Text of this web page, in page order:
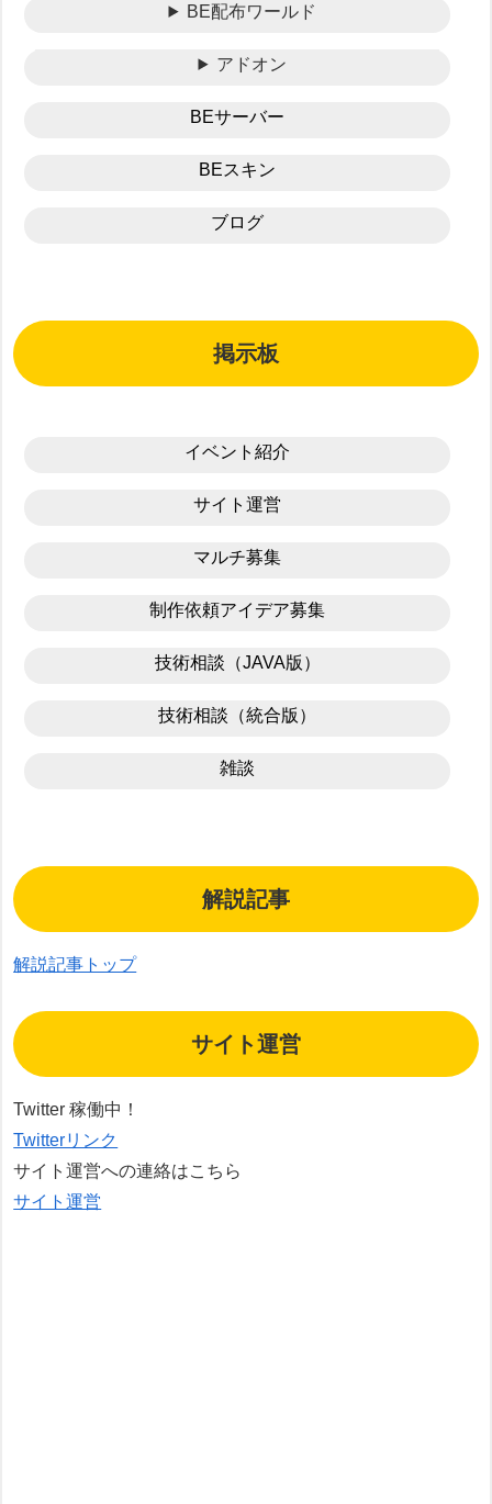
BE配布ワールド
アドオン
BEサーバー
BEスキン
ブログ
掲示板
イベント紹介
サイト運営
マルチ募集
制作依頼アイデア募集
技術相談（JAVA版）
技術相談（統合版）
雑談
解説記事
解説記事トップ
サイト運営
Twitter 稼働中！
Twitterリンク
サイト運営への連絡はこちら
サイト運営